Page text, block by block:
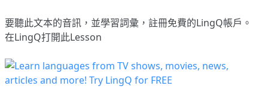
要聽此文本的音訊，並學習詞彙， 註冊免費的LingQ帳戶。
在LingQ打開此Lesson